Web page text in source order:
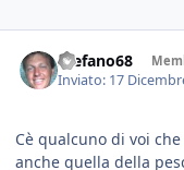
Stefano68
Inviato: 17
Cè qualcuno di voi
anche quella della